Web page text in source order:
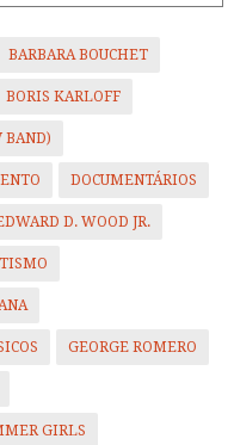
BARBARA BOUCHET
BORIS KARLOFF
BAND)
DOCUMENTÁRIOS
D. WOOD JR.
GEORGE ROMERO
GIRLS